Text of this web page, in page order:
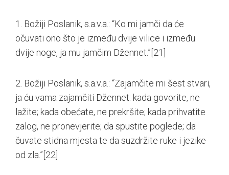
1. Božiji Poslanik, s.a.v.a.: “Ko mi jamči da će
očuvati ono što je između dvije vilice i između
dvije noge, ja mu jamčim Džennet.”[21]
2. Božiji Poslanik, s.a.v.a.: “Zajamčite mi šest stvari,
ja ću vama zajamčiti Džennet: kada govorite, ne
lažite; kada obećate, ne prekršite; kada prihvatite
zalog, ne pronevjerite; da spustite poglede; da
čuvate stidna mjesta te da suzdržite ruke i jezike
od zla.”[22]